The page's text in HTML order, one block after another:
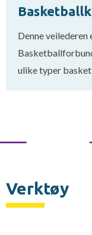
Denne
ulike typer
Verktøy